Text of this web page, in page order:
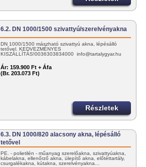
6.2. DN 1000/1500 szivattyú/szerelvényakna
DN 1000/1500 mászható szivattyú akna, lépésálló
tetővel. KEDVEZMÉNYES
KISZÁLLÍTÁS!0036303834000 info@tartalygyar.hu
Ár: 159.900 Ft + Áfa
(Br. 203.073 Ft)
Részletek
6.3. DN 1000/820 alacsony akna, lépésálló
tetővel
PE. - polietilén - műanyag szerelőakna, szivattyúakna,
kábelakna, ellenőrző akna, ülepítő akna, előtéttartály,
csurgalékakna, kútakna, szerelvényakna…